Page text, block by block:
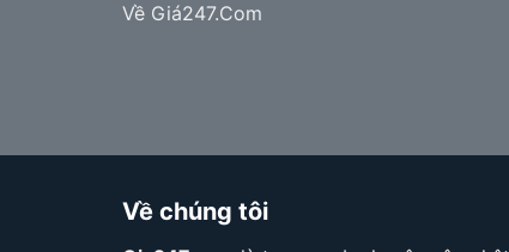
Về Giá247.Com
Về chúng tôi